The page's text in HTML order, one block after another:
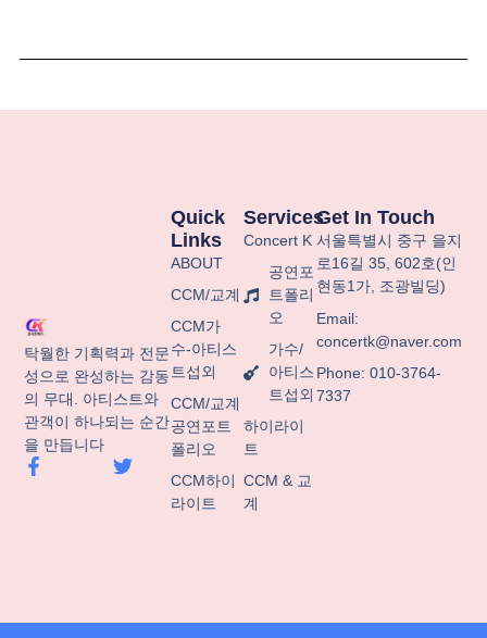
탁월한 기획력과 전문
성으로 완성하는 감동
의 무대. 아티스트와
관객이 하나되는 순간
을 만듭니다
F
a
-
T
Services
Concert K
공연포
트폴리
오
가수/
아티스
트섭외
하이라이
트
CCM & 교
계
Quick
Links
ABOUT
CCM/교계
CCM가
수-아티스
트섭외
CCM/교계
공연포트
폴리오
CCM하이
라이트
Get In Touch
서울특별시 중구 을지
로16길 35, 602호(인
현동1 가 조광빌딩)
Email:
concertk@naver.com
Phone: 010-3764-
7337